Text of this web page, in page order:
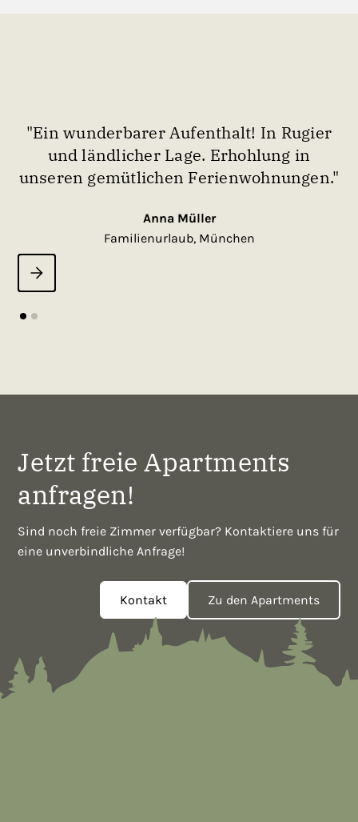
"Ein wunderbarer Aufenthalt! In Rugier
und ländlicher Lage. Erhohlung in
unseren gemütlichen Ferienwohnungen."
Anna Müller
Familienurlaub, München
Jetzt freie Apartments
anfragen!
Sind noch freie Zimmer verfügbar? Kontaktiere uns für
eine unverbindliche Anfrage!
Kontakt Zu den Apartments